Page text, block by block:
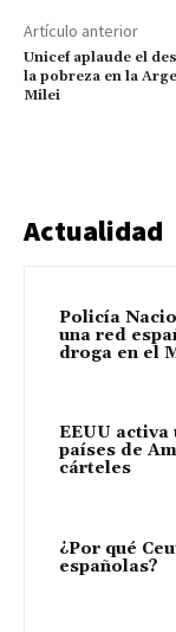
Artículo anterior
Unicef aplaude el
la pobreza en la
Milei
Actualidad
Policía
una red
droga en el
EEUU activa
países de
cárteles
¿Por qué
españolas?